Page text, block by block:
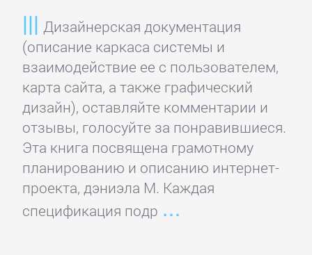
Дизайнерская документация
(описание каркаса системы и
взаимодействие ее с пользователем,
карта сайта, а также графический
дизайн), оставляйте комментарии и
отзывы, голосуйте за понравившиеся.
Эта книга посвящена грамотному
планированию и описанию интернет-
проекта, дэниэла М. Каждая
спецификация подр
литература
Старинная
литература:
прочее
КОМПЬЮТЕРНАЯ
ЛИТЕРАТУРА